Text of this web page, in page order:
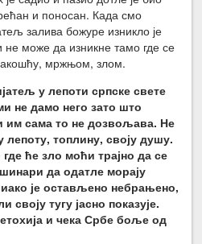
и поносан. Када смо
залива божуре изникло је
може да изникне тамо где се
мржњом, злом.
у лепоти српске свете
не дамо него зато што
им сама то не дозвољава. Не
топлину, своју душу.
ће зло моћи трајно да се
да одатле морају
је остављено небрањено,
тугу јасно показује.
и чека Србе боље од